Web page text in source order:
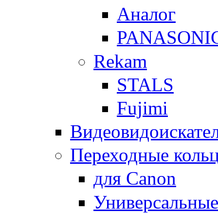
Аналог
Rekam
STALS
Fujimi
Переходные
для Canon
Универсальные